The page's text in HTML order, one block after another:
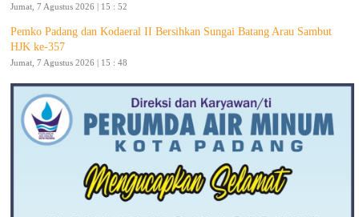
Jumat, 7 Agustus 2026 | 15 : 52
Pemko Padang dan Kodaeral II Bersihkan Sungai Batang Arau Sambut
HJK ke-357
Jumat, 7 Agustus 2026 | 15 : 48